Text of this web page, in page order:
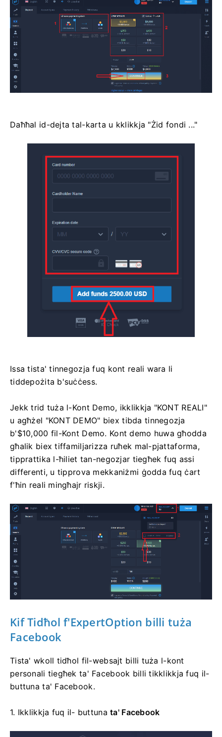
Daħħal id-dejta tal-karta u kklikkja "Żid fondi ..."
Issa tista' tinnegozja fuq kont reali wara li
tiddepożita b'suċċess.
Jekk trid tuża l-Kont Demo, ikklikkja "KONT REALI"
u agħżel "KONT DEMO" biex tibda tinnegozja
b'$10,000 fil-Kont Demo. Kont demo huwa għodda
għalik biex tiffamiljarizza ruħek mal-pjattaforma,
tipprattika l-ħiliet tan-negozjar tiegħek fuq assi
differenti, u tipprova mekkaniżmi ġodda fuq ċart
f'ħin reali mingħajr riskji.
Kif Tidħolf'ExpertOption billi tuża
Facebook
Tista' wkoll tidħol fil-websajt billi tuża l-kont
personali tiegħek ta' Facebook billi tikklikkja fuq il-
buttuna ta' Facebook.
1. Ikklikkja fuq il- buttunata' Facebook